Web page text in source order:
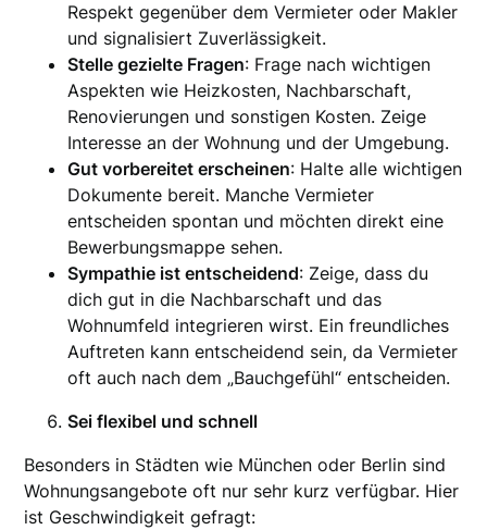
Respekt gegenüber dem Vermieter oder Makler
und signalisiert Zuverlässigkeit.
Stelle gezielte Fragen: Frage nach wichtigen
Aspekten wie Heizkosten, Nachbarschaft,
Renovierungen und sonstigen Kosten. Zeige
Interesse an der Wohnung und der Umgebung.
Gut vorbereitet erscheinen: Halte alle wichtigen
Dokumente bereit. Manche Vermieter
entscheiden spontan und möchten direkt eine
Bewerbungsmappe sehen.
Sympathie ist entscheidend: Zeige, dass du
dich gut in die Nachbarschaft und das
Wohnumfeld integrieren wirst. Ein freundliches
Auftreten kann entscheidend sein, da Vermieter
oft auch nach dem „Bauchgefühl“ entscheiden.
Sei flexibel und schnell
Besonders in Städten wie München oder Berlin sind
Wohnungsangebote oft nur sehr kurz verfügbar. Hier
ist Geschwindigkeit gefragt: